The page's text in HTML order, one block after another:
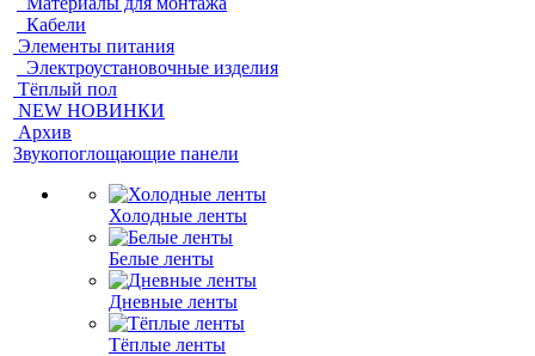
Кабели
Элементы питания
Электроустановочные изделия
Тёплый пол
NEW НОВИНКИ
Архив
Звукопоглощающие панели
Холодные ленты
Белые ленты
Дневные ленты
Тёплые ленты